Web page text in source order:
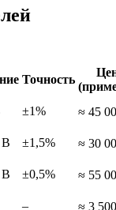
Точность
±1%
≈ 45
В ±1,5%
≈ 30
В ±0,5%
≈ 55
– ≈ 3